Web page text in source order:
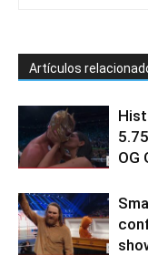
Artículos
OG